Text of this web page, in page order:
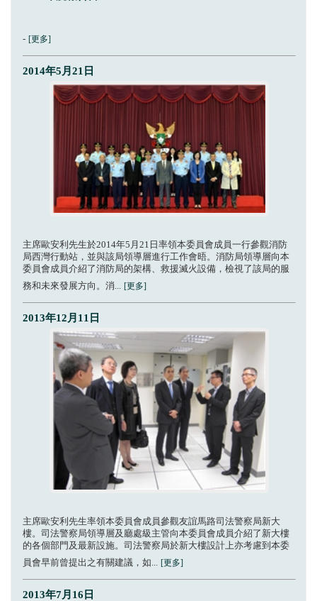
- [更多]
2014年5月21日
主席歐安利先生於2014年5月21日率領本委員會成員一行參觀消防
局西灣行動站，並與該局領導層進行工作會晤。消防局領導層向本
委員會成員介紹了消防局的架構、救援滅火設備，檢視了該局的服
務和未來發展方向。消... [更多]
2013年12月11日
主席歐安利先生率領本委員會成員參觀友誼馬路司法警察局新大
樓。司法警察局領導層及廳處級主管向本委員會成員介紹了新大樓
的各個部門及最新設施。司法警察局於新大樓設計上亦考慮到本委
員會早前曾提出之有關建議，如... [更多]
2013年7月16日